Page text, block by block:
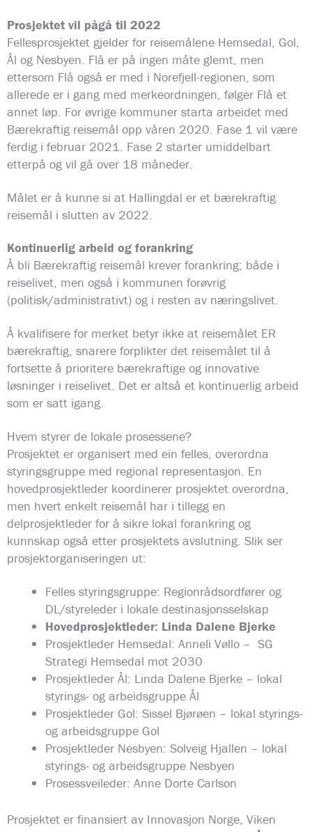
Prosjektet vil pågå til 2022
Fellesprosjektet gjelder for reisemålene Hemsedal, Gol,
Ål og Nesbyen. Flå er på ingen måte glemt, men
ettersom Flå også er med i Norefjell-regionen, som
allerede er i gang med merkeordningen, følger Flå et
annet løp. For øvrige kommuner starta arbeidet med
Bærekraftig reisemål opp våren 2020. Fase 1 vil være
ferdig i februar 2021. Fase 2 starter umiddelbart
etterpå og vil gå over 18 måneder.
Målet er å kunne si at Hallingdal er et bærekraftig
reisemål i slutten av 2022.
Kontinuerlig arbeid og forankring
Å bli Bærekraftig reisemål krever forankring; både i
reiselivet, men også i kommunen forøvrig
(politisk/administrativt) og i resten av næringslivet.
Å kvalifisere for merket betyr ikke at reisemålet ER
bærekraftig, snarere forplikter det reisemålet til å
fortsette å prioritere bærekraftige og innovative
løsninger i reiselivet. Det er altså et kontinuerlig arbeid
som er satt igang.
Hvem styrer de lokale prosessene?
Prosjektet er organisert med ein felles, overordna
styringsgruppe med regional representasjon. En
hovedprosjektleder koordinerer prosjektet overordna,
men hvert enkelt reisemål har i tillegg en
delprosjektleder for å sikre lokal forankring og
kunnskap også etter prosjektets avslutning. Slik ser
prosjektorganiseringen ut:
Felles styringsgruppe: Regionrådsordfører og
DL/styreleder i lokale destinasjonsselskap
Hovedprosjektleder: Linda Dalene Bjerke
Prosjektleder Hemsedal: Anneli Vøllo – SG
Strategi Hemsedal mot 2030
Prosjektleder Ål: Linda Dalene Bjerke – lokal
styrings- og arbeidsgruppe Ål
Prosjektleder Gol: Sissel Bjørøen – lokal styrings-
og arbeidsgruppe Gol
Prosjektleder Nesbyen: Solveig Hjallen – lokal
styrings- og arbeidsgruppe Nesbyen
Prosessveileder: Anne Dorte Carlson
Prosjektet er finansiert av Innovasjon Norge, Viken